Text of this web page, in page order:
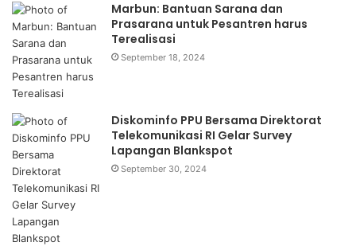
Marbun: Bantuan Sarana dan
Prasarana untuk Pesantren harus
Terealisasi
September 18, 2024
Diskominfo PPU Bersama Direktorat
Telekomunikasi RI Gelar Survey
Lapangan Blankspot
September 30, 2024